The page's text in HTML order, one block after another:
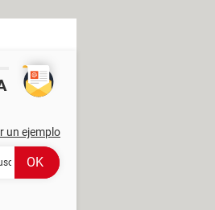
un ejemplo